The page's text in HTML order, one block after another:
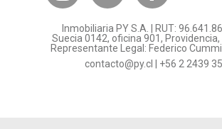
¿Por qué invertir en PY?
Preguntas frecuentes
Formulario Referidos PY
Términos y Condiciones
Inmobiliaria PY S.A. | RUT:
Suecia 0142, oficina 901, Providencia,
Representante Legal: Federico
contacto@py.cl
+56 2 2439